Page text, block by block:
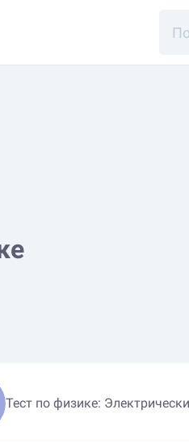
Тест по физике: